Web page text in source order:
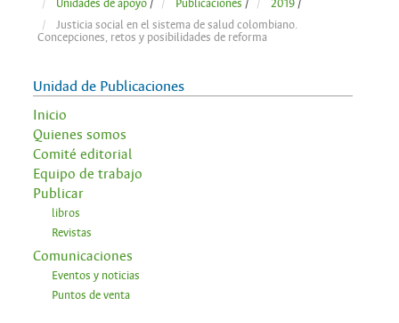
Unidades de apoyo/ Publicaciones / 2019/
Justicia social en el sistema de salud colombiano.
Concepciones, retos y posibilidades de reforma
Unidad de Publicaciones
Inicio
Quienes somos
Comité editorial
Equipo de trabajo
Publicar
libros
Revistas
Comunicaciones
Eventos y noticias
Puntos de venta